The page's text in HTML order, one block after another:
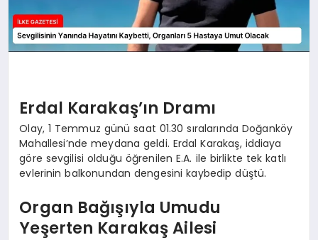
Erdal Karakaş’ın Dramı
Olay, 1 Temmuz günü saat 01.30 sıralarında Doğanköy
Mahallesi’nde meydana geldi. Erdal Karakaş, iddiaya
göre sevgilisi olduğu öğrenilen E.A. ile birlikte tek katlı
evlerinin balkonundan dengesini kaybedip düştü.
Organ Bağışıyla Umudu
Yeşerten Karakaş Ailesi